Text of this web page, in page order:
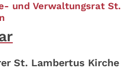
und Verwaltungsrat St.
St. Lambertus Kirche